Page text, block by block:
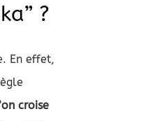
?
En effet,
croise